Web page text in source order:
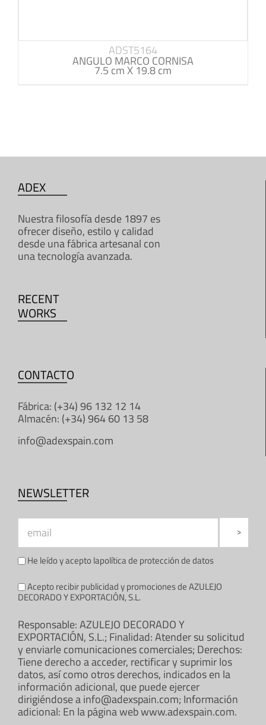
ADST5164
ANGULO MARCO CORNISA
7.5 cm X 19.8 cm
ADEX
Nuestra filosofía desde 1897 es
ofrecer diseño, estilo y calidad
desde una fábrica artesanal con
una tecnología avanzada.
RECENT
WORKS
CONTACTO
Fábrica: (+34) 96 132 12 14
Almacén: (+34) 964 60 13 58
info@adexspain.com
NEWSLETTER
He leído y acepto lapolítica de protección de datos
Acepto recibir publicidad y promociones de AZULEJO
DECORADO Y EXPORTACIÓN, S.L.
Responsable: AZULEJO DECORADO Y
EXPORTACIÓN, S.L.; Finalidad: Atender su solicitud
y enviarle comunicaciones comerciales; Derechos:
Tiene derecho a acceder, rectificar y suprimir los
datos, así como otros derechos, indicados en la
información adicional, que puede ejercer
dirigiéndose a info@adexspain.com; Información
adicional: En la página web www.adexspain.com.